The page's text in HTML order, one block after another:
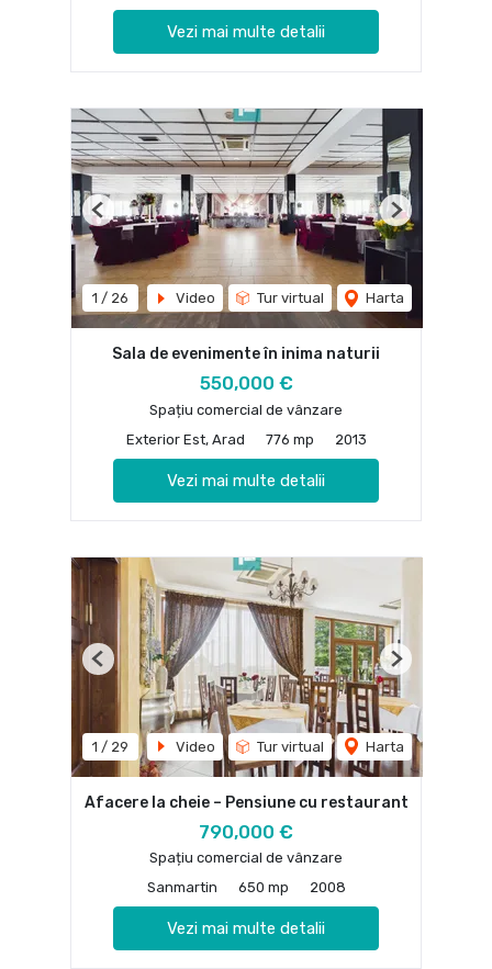
Vezi mai multe detalii
1 / 26 Video Tur virtual Harta
Previous Next
Sala de evenimente în inima naturii
550,000 €
Spațiu comercial de vânzare
Exterior Est, Arad
776 mp 2013
Vezi mai multe detalii
1 / 29 Video Tur virtual Harta
Previous Next
Afacere la cheie – Pensiune cu restaurant
790,000 €
Spațiu comercial de vânzare
Sanmartin
650 mp 2008
Vezi mai multe detalii